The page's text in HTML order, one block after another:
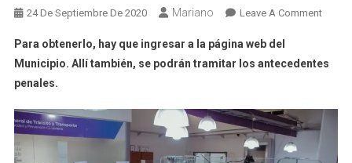
24 De Septiembre De 2020 Mariano Leave A CommentOn
Previo,
Para obtenerlo, hay que ingresar a la página web del
Municipio. Allí también, se podrán tramitar los antecedentes
penales.